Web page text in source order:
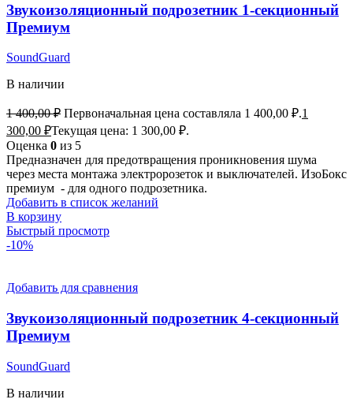
Звукоизоляционный подрозетник 1-секционный
Премиум
SoundGuard
В наличии
1 400,00₽ Первоначальная цена составляла 1 400,00 ₽.1
300,00 ₽Текущая цена: 1 300,00 ₽.
Оценка 0 из 5
Предназначен для предотвращения проникновения шума
через места монтажа электророзеток и выключателей. ИзоБокс
премиум - для одного подрозетника.
Добавить в список желаний
В корзину
Быстрый просмотр
-10%
Добавить для сравнения
Звукоизоляционный подрозетник 4-секционный
Премиум
SoundGuard
В наличии